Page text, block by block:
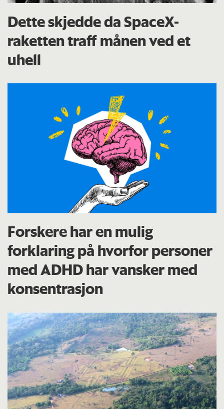
Dette skjedde da SpaceX-
raketten traff månen ved et
uhell
Forskere har en mulig
forklaring på hvorfor personer
med ADHD har vansker med
konsentrasjon